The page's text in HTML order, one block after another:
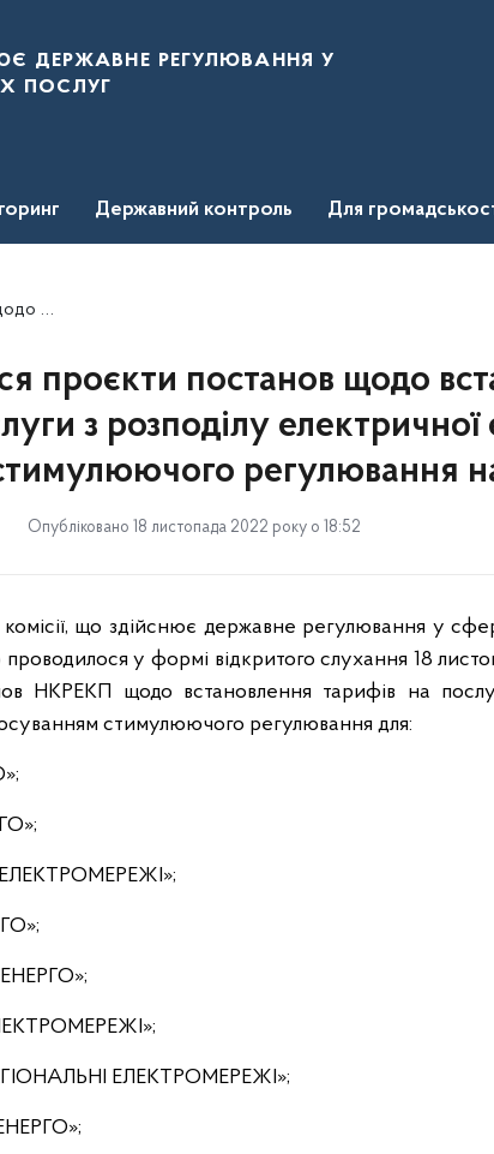
державне регулювання у
послуг
Державний контроль Для
на 2023 рік
проєкти постанов щодо
з розподілу електричної
регулювання
Опубліковано 18 листопада 2022 року о 18:52
комісії, що здійснює державне регулювання у
у формі відкритого слухання 18
НКРЕКП щодо встановлення тарифів на
стимулюючого регулювання для:
ЕЛЕКТРОМЕРЕЖІ»;